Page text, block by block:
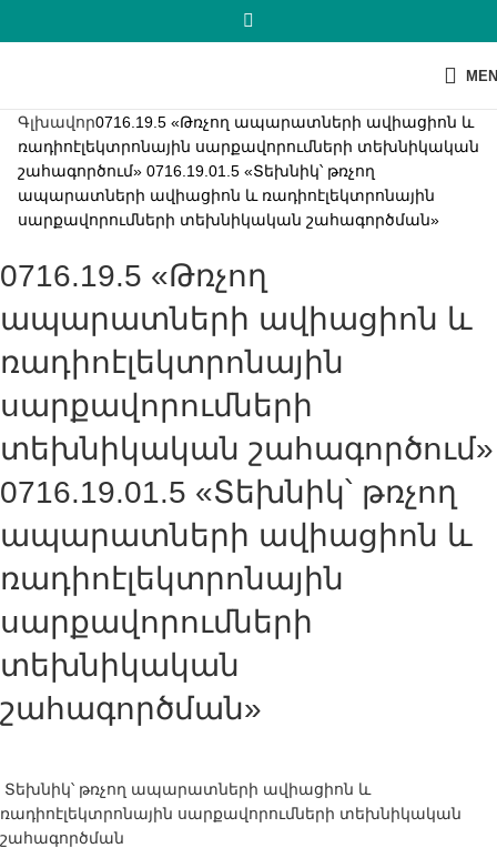
Գլխավոր0716.19.5 «Թռչող ապարատների ավիացիոն և
ռադիոէլեկտրոնային սարքավորումների տեխնիկական
շահագործում» 0716.19.01.5 «Տեխնիկ՝ թռչող
ապարատների ավիացիոն և ռադիոէլեկտրոնային
սարքավորումների տեխնիկական շահագործման»
0716.19.5 «Թռչող
ապարատների ավիացիոն և
ռադիոէլեկտրոնային
սարքավորումների
տեխնիկական շահագործում»
0716.19.01.5 «Տեխնիկ՝ թռչող
ապարատների ավիացիոն և
ռադիոէլեկտրոնային
սարքավորումների
տեխնիկական
շահագործման»
Տեխնիկ՝ թռչող ապարատների ավիացիոն և
ռադիոէլեկտրոնային սարքավորումների տեխնիկական
շահագործման